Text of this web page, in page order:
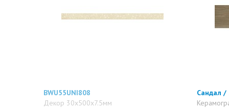
BWU55UNI808
Декор 30x500x7.5мм
Сандал /